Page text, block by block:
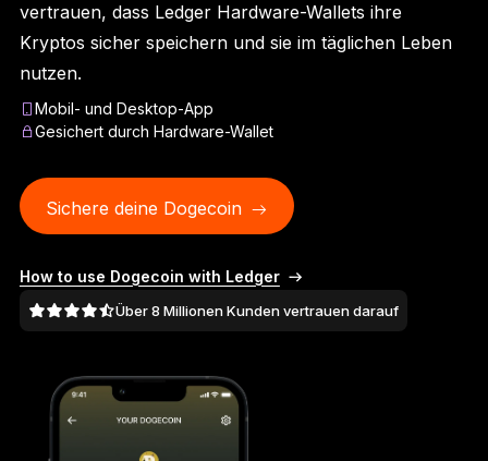
Ledger Flex™
Der neue Standard
Ledger Nano
Ledger NanoKlassiker
Gesamtes Sortiment anzeigen
vertrauen, dass Ledger Hardware-Wallets ihre
Kryptos sicher speichern und sie im täglichen Leben
nutzen.
Mobil- und Desktop-App
Gesichert durch Hardware-Wallet
Sichere deine Dogecoin
How to use Dogecoin with Ledger
Über 8 Millionen Kunden vertrauen darauf